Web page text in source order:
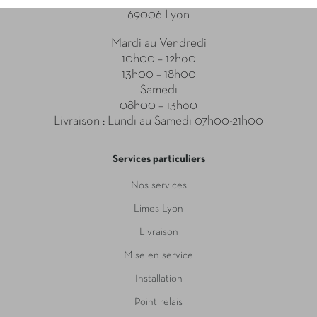
69006 Lyon
Mardi au Vendredi
10h00 – 12ho0
13h00 – 18h00
Samedi
08h00 – 13ho0
Livraison : Lundi au Samedi 07h00-21h00
Services particuliers
Nos services
Limes Lyon
Livraison
Mise en service
Installation
Point relais